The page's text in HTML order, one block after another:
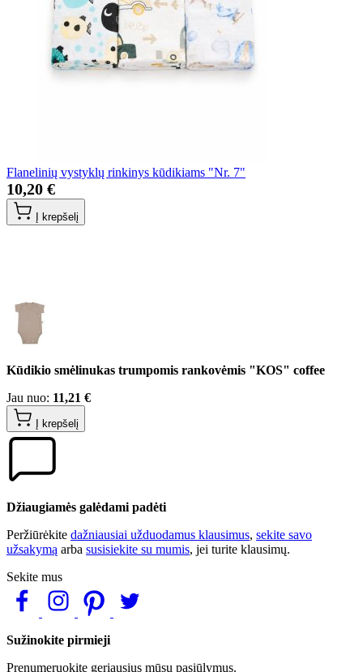
Flanelinių vystyklų rinkinys kūdikiams "Nr. 7"
10,20 €
Į krepšelį
Kūdikio smėlinukas trumpomis rankovėmis "KOS" coffee
Jau nuo: 11,21 €
Į krepšelį
Džiaugiamės galėdami padėti
Peržiūrėkite dažniausiai užduodamus klausimus, sekite savo
užsakymą arba susisiekite su mumis, jei turite klausimų.
Sekite mus
Sužinokite pirmieji
Prenumeruokite geriausius mūsų pasiūlymus.